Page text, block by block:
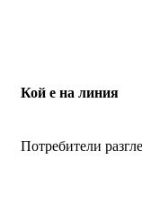
Кой е на линия
Потребители